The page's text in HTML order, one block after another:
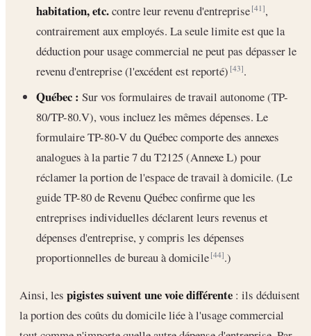
habitation, etc.contre leur revenu d'entreprise[41],
contrairement aux employés. La seule limite est que la
déduction pour usage commercial ne peut pas dépasser le
revenu d'entreprise (l'excédent est reporté)[43].
Québec : Sur vos formulaires de travail autonome (TP-
80/TP-80.V), vous incluez les mêmes dépenses. Le
formulaire TP-80-V du Québec comporte des annexes
analogues à la partie 7 du T2125 (Annexe L) pour
réclamer la portion de l'espace de travail à domicile. (Le
guide TP-80 de Revenu Québec confirme que les
entreprises individuelles déclarent leurs revenus et
dépenses d'entreprise, y compris les dépenses
proportionnelles de bureau à domicile[44].)
Ainsi, les pigistes suivent une voie différente : ils déduisent
la portion des coûts du domicile liée à l'usage commercial